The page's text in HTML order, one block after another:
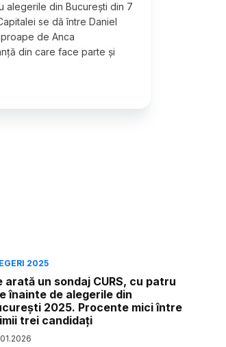
alegerile din București din 7
se dă între Daniel
de Anca
din care face parte și
2025
arată un sondaj CURS, cu patru
înainte de alegerile din
2025. Procente mici între
trei candidați
01.2026